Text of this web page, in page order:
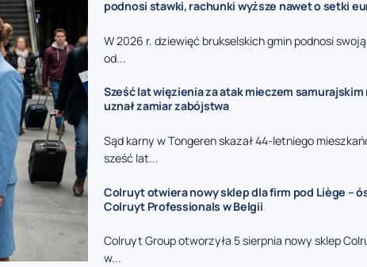
podnosi stawki, rachunki wyższe nawet o setki
W 2026 r. dziewięć brukselskich gmin podnosi
od...
Sześć lat więzienia za atak mieczem samurajskim
uznał zamiar zabójstwa
Sąd karny w Tongeren skazał 44-letniego
sześć lat...
Colruyt otwiera nowy sklep dla firm pod Liège –
Colruyt Professionals w Belgii
Colruyt Group otworzyła 5 sierpnia nowy sklep
w...